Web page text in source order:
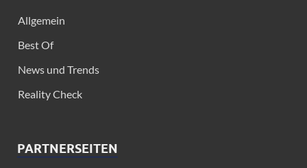
Allgemein
Best Of
News und Trends
Reality Check
PARTNERSEITEN